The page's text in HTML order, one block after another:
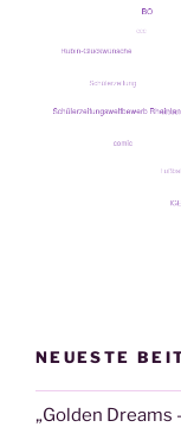
NEUESTE
„Golden Dreams